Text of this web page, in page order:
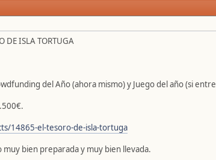
DE ISLA TORTUGA
del Año (ahora mismo) y Juego del año (si
14865-el-tesoro-de-isla-tortuga
muy bien preparada y muy bien llevada.